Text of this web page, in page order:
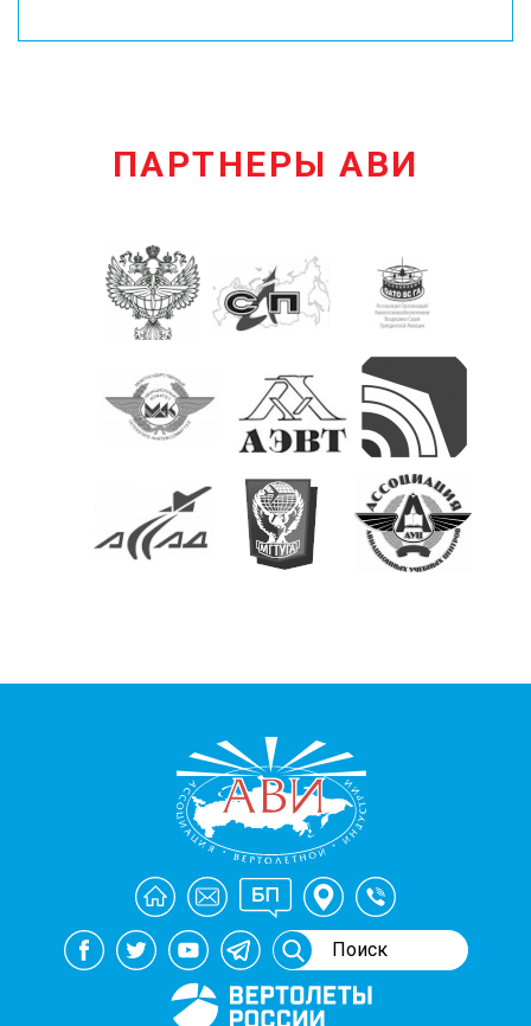
ПАРТНЕРЫ АВИ